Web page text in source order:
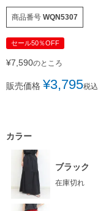
商品番号 WQN5307
セール50％OFF
¥7,590のところ
販売価格 ¥3,795税込
カラー
ブラック
在庫切れ